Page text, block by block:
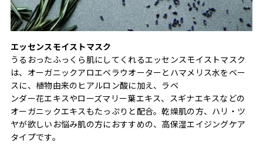
エッセンスモイストマスク
うるおったふっくら肌にしてくれるエッセンスモイストマスク
は、オーガニックアロエベラウオーターとハマメリス水をベー
スに、植物由来のヒアルロン酸に加え、ラベ
ンダー花エキスやローズマリー葉エキス、スギナエキスなどの
オーガニックエキスもたっぷりと配合。乾燥肌の方、ハリ・ツ
ヤが欲しいお悩み肌の方におすすめの、高保湿エイジングケア
タイプです。